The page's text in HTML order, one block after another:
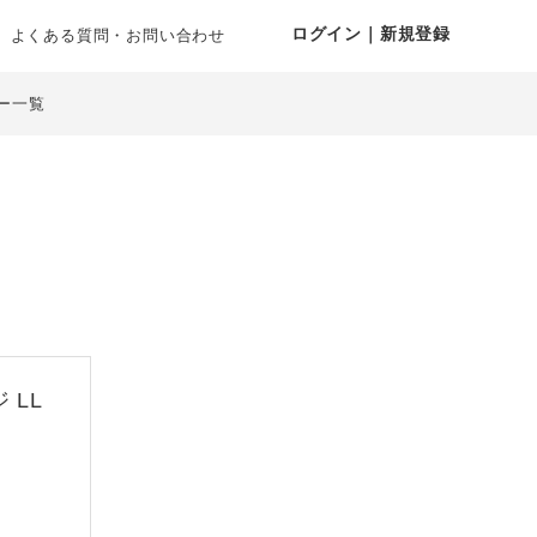
よくある質問・お問い合わせ ログイン｜新規登録
一覧
LL